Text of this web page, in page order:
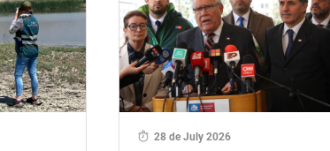
28 de July 2026